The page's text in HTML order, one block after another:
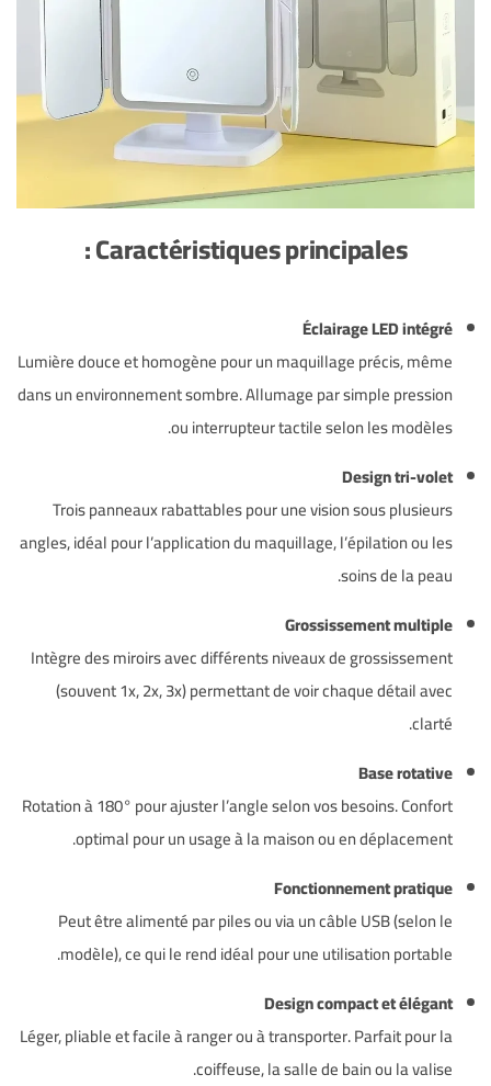
Caractéristiques principales :
Éclairage LED intégré
Lumière douce et homogène pour un maquillage précis, même
dans un environnement sombre. Allumage par simple pression
ou interrupteur tactile selon les modèles.
Design tri-volet
Trois panneaux rabattables pour une vision sous plusieurs
angles, idéal pour l’application du maquillage, l’épilation ou les
soins de la peau.
Grossissement multiple
Intègre des miroirs avec différents niveaux de grossissement
(souvent 1x, 2x, 3x) permettant de voir chaque détail avec
clarté.
Base rotative
Rotation à 180° pour ajuster l’angle selon vos besoins. Confort
optimal pour un usage à la maison ou en déplacement.
Fonctionnement pratique
Peut être alimenté par piles ou via un câble USB (selon le
modèle), ce qui le rend idéal pour une utilisation portable.
Design compact et élégant
Léger, pliable et facile à ranger ou à transporter. Parfait pour la
coiffeuse, la salle de bain ou la valise.